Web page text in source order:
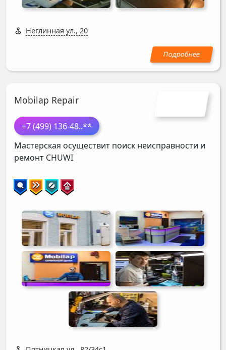
Неглинная ул., 20
Mobilap Repair
+7 (499) 136-48..**
Мастерская осуществит поиск неисправности и
ремонт CHUWI